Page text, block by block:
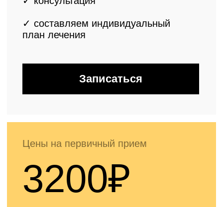
✓ составляем индивидуальный
3500₽
Цены на первичный прием
Ермолаев Василий Александрович,
Ёлкин Денис Валерьевич